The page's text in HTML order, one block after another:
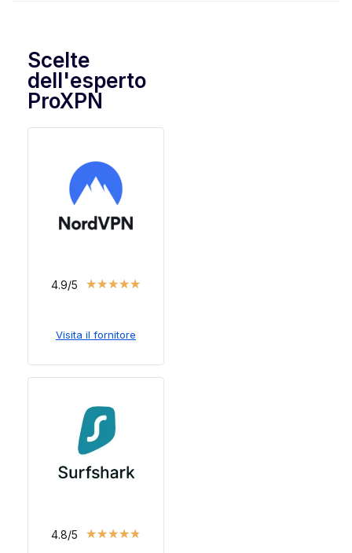
Scelte
dell'esperto
ProXPN
4.9/5 ★★★★★
Visita il fornitore
4.8/5 ★★★★★